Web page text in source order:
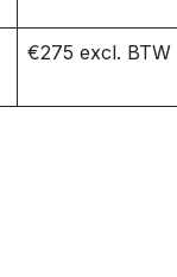
€275 excl. BTW